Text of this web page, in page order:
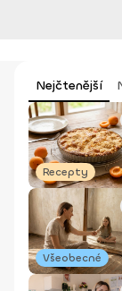
Nejčtenější
Recepty
Všeobecné